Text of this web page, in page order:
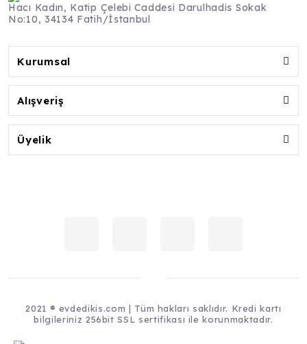
Hacı Kadın, Katip Çelebi Caddesi Darulhadis Sokak
No:10, 34134 Fatih/İstanbul
Kurumsal
Alışveriş
Üyelik
2021 ® evdedikis.com | Tüm hakları saklıdır. Kredi kartı
bilgileriniz 256bit SSL sertifikası ile korunmaktadır.